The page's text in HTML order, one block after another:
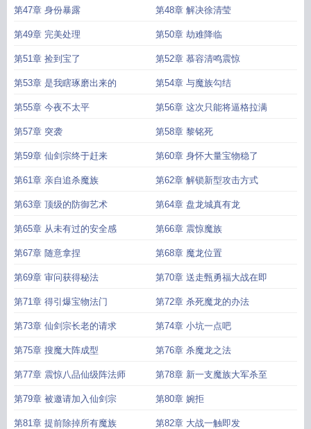
第47章 身份暴露 第48章 解决徐清莹
第49章 完美处理 第50章 劫难降临
第51章 捡到宝了 第52章 慕容清鸣震惊
第53章 是我瞎琢磨出来的 第54章 与魔族勾结
第55章 今夜不太平 第56章 这次只能将逼格拉满
第57章 突袭 第58章 黎铭死
第59章 仙剑宗终于赶来 第60章 身怀大量宝物稳了
第61章 亲自追杀魔族 第62章 解锁新型攻击方式
第63章 顶级的防御艺术 第64章 盘龙城真有龙
第65章 从未有过的安全感 第66章 震惊魔族
第67章 随意拿捏 第68章 魔龙位置
第69章 审问获得秘法 第70章 送走甄勇福大战在即
第71章 得引爆宝物法门 第72章 杀死魔龙的办法
第73章 仙剑宗长老的请求 第74章 小坑一点吧
第75章 搜魔大阵成型 第76章 杀魔龙之法
第77章 震惊八品仙级阵法师 第78章 新一支魔族大军杀至
第79章 被邀请加入仙剑宗 第80章 婉拒
第81章 提前除掉所有魔族 第82章 大战一触即发